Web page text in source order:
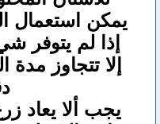
يمكن استعمال
إذا لم يتوفر
يجب ألا يعاد